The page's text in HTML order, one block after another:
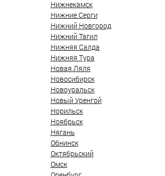
Нижнекамск
Нижние Серги
Нижний Новгород
Нижний Тагил
Нижняя Салда
Нижняя Тура
Новая Ляля
Новосибирск
Новоуральск
Новый Уренгой
Норильск
Ноябрьск
Нягань
Обнинск
Октябрьский
Омск